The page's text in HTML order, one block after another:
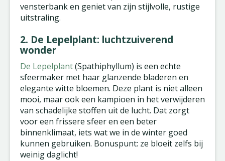
vensterbank en geniet van zijn stijlvolle, rustige
uitstraling.
2. De Lepelplant: luchtzuiverend
wonder
De Lepelplant(Spathiphyllum) is een echte
sfeermaker met haar glanzende bladeren en
elegante witte bloemen. Deze plant is niet alleen
mooi, maar ook een kampioen in het verwijderen
van schadelijke stoffen uit de lucht. Dat zorgt
voor een frissere sfeer en een beter
binnenklimaat, iets wat we in de winter goed
kunnen gebruiken. Bonuspunt: ze bloeit zelfs bij
weinig daglicht!